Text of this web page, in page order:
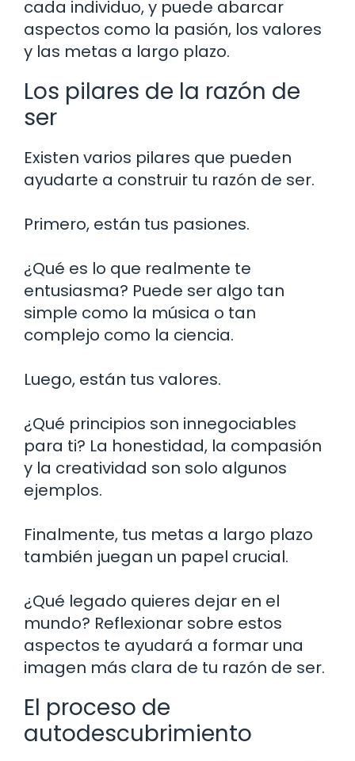
cada individuo, y puede abarcar
aspectos como la pasión, los valores
y las metas a largo plazo.
Los pilares de la razón de
ser
Existen varios pilares que pueden
ayudarte a construir tu razón de ser.
Primero, están tus pasiones.
¿Qué es lo que realmente te
entusiasma? Puede ser algo tan
simple como la música o tan
complejo como la ciencia.
Luego, están tus valores.
¿Qué principios son innegociables
para ti? La honestidad, la compasión
y la creatividad son solo algunos
ejemplos.
Finalmente, tus metas a largo plazo
también juegan un papel crucial.
¿Qué legado quieres dejar en el
mundo? Reflexionar sobre estos
aspectos te ayudará a formar una
imagen más clara de tu razón de ser.
El proceso de
autodescubrimiento